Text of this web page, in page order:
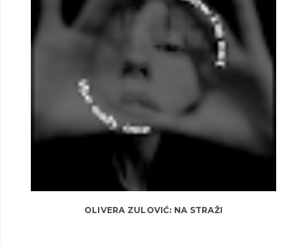
OLIVERA ZULOVIĆ: NA STRAŽI